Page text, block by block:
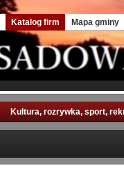
Katalog firm Mapa gminy
Kultura, rozrywka, sport,